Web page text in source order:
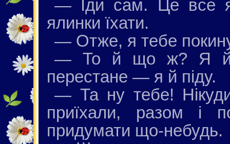
— Іди сам. Це все
ялинки їхати.
— Отже, я тебе
— То й що ж? Я й
перестане — я й піду.
— Та ну тебе!
приїхали, разом і
придумати що-небудь.